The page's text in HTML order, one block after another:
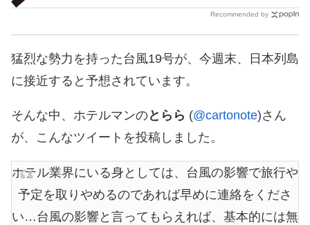
Recommended by
猛烈な勢力を持った台風19号が、今週末、日本列島
に接近すると予想されています。
そんな中、ホテルマンのとらら (@cartonote)さん
が、こんなツイートを投稿しました。
ホテル業界にいる身としては、台風の影響で旅行や
予定を取りやめるのであれば早めに連絡をくださ
い…台風の影響と言ってもらえれば、基本的には無